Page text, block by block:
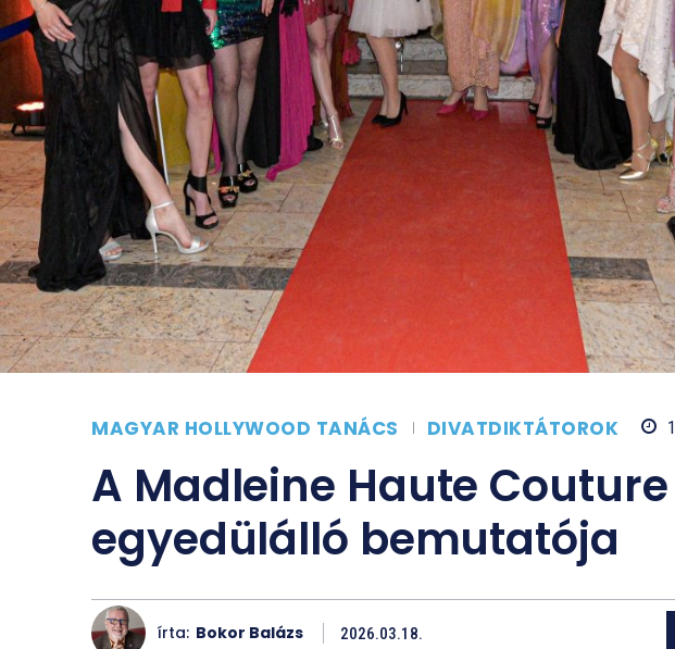
MAGYAR HOLLYWOOD TANÁCS DIVATDIKTÁTOROK 1
A Madleine Haute Couture
egyedülálló bemutatója
írta: Bokor Balázs 2026.03.18.